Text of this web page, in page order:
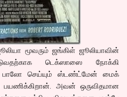
மூவரும் ஜங்கிள் ஜூலியாவின்
டெக்ஸாஸை நோக்கி
பாலோ செய்யும் ஸ்டண்ட்மேன் மைக்
பயணிக்கிறான். அவன் ஒருவிதமான